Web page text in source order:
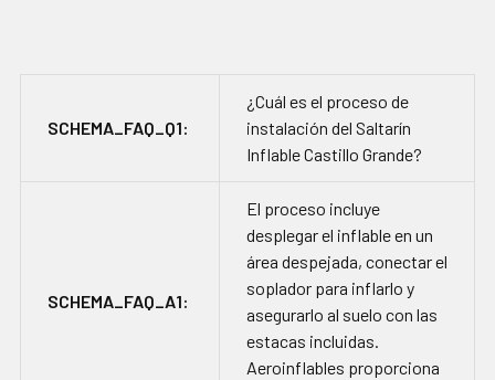
SCHEMA_FAQ_Q1:
¿Cuál es el proceso de
instalación del Saltarín
Inflable Castillo Grande?
SCHEMA_FAQ_A1:
El proceso incluye
desplegar el inflable en un
área despejada, conectar el
soplador para inflarlo y
asegurarlo al suelo con las
estacas incluidas.
Aeroinflables proporciona